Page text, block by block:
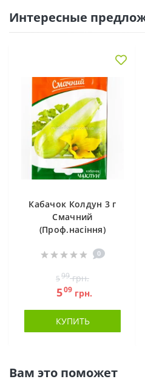
Интересные
Кабачок Колдун 3 г
Смачний
(Проф.насіння)
0
599грн.
509грн.
КУПИТЬ
Вам это поможет